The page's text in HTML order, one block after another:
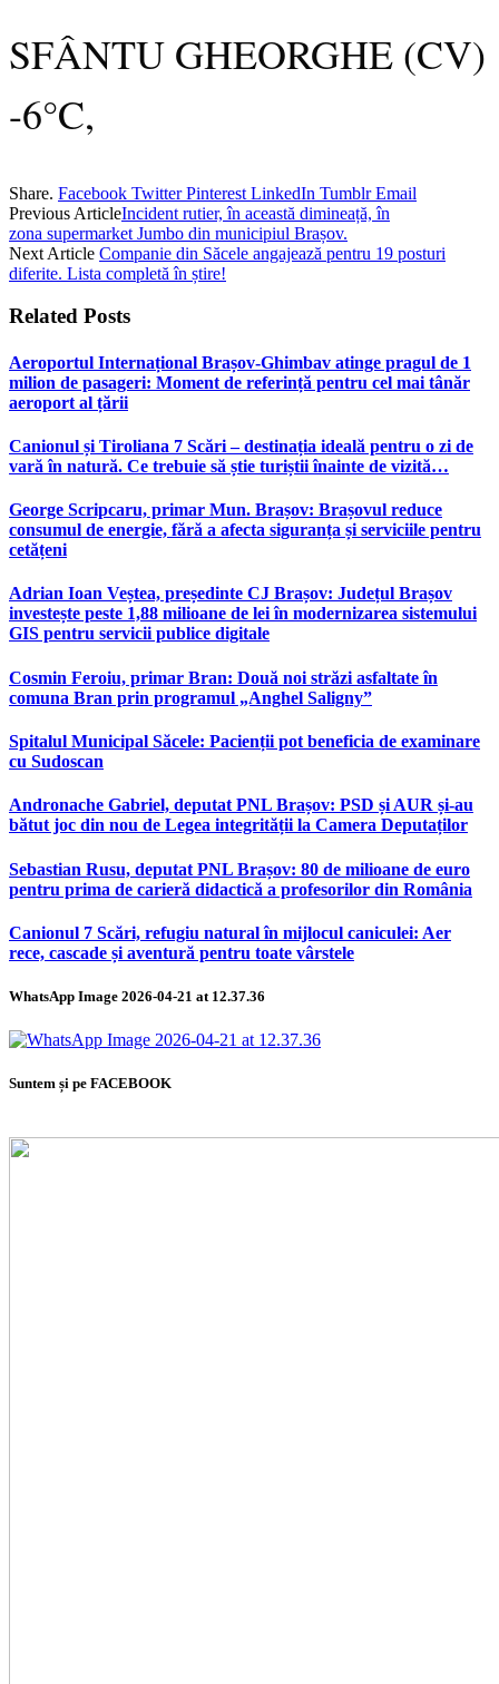
SFÂNTU GHEORGHE (CV)
-6°C,
Share. Facebook Twitter Pinterest LinkedIn Tumblr Email
Previous ArticleIncident rutier, în această dimineață, în
zona supermarket Jumbo din municipiul Brașov.
Next Article Companie din Săcele angajează pentru 19 posturi
diferite. Lista completă în știre!
Related Posts
Aeroportul Internațional Brașov‑Ghimbav atinge pragul de 1
milion de pasageri: Moment de referință pentru cel mai tânăr
aeroport al țării
Canionul și Tiroliana 7 Scări – destinația ideală pentru o zi de
vară în natură. Ce trebuie să știe turiștii înainte de vizită…
George Scripcaru, primar Mun. Brașov: Brașovul reduce
consumul de energie, fără a afecta siguranța și serviciile pentru
cetățeni
Adrian Ioan Veștea, președinte CJ Brașov: Județul Brașov
investește peste 1,88 milioane de lei în modernizarea sistemului
GIS pentru servicii publice digitale
Cosmin Feroiu, primar Bran: Două noi străzi asfaltate în
comuna Bran prin programul „Anghel Saligny”
Spitalul Municipal Săcele: Pacienții pot beneficia de examinare
cu Sudoscan
Andronache Gabriel, deputat PNL Brașov: PSD și AUR și-au
bătut joc din nou de Legea integrității la Camera Deputaților
Sebastian Rusu, deputat PNL Brașov: 80 de milioane de euro
pentru prima de carieră didactică a profesorilor din România
Canionul 7 Scări, refugiu natural în mijlocul caniculei: Aer
rece, cascade și aventură pentru toate vârstele
WhatsApp Image 2026-04-21 at 12.37.36
Suntem și pe FACEBOOK